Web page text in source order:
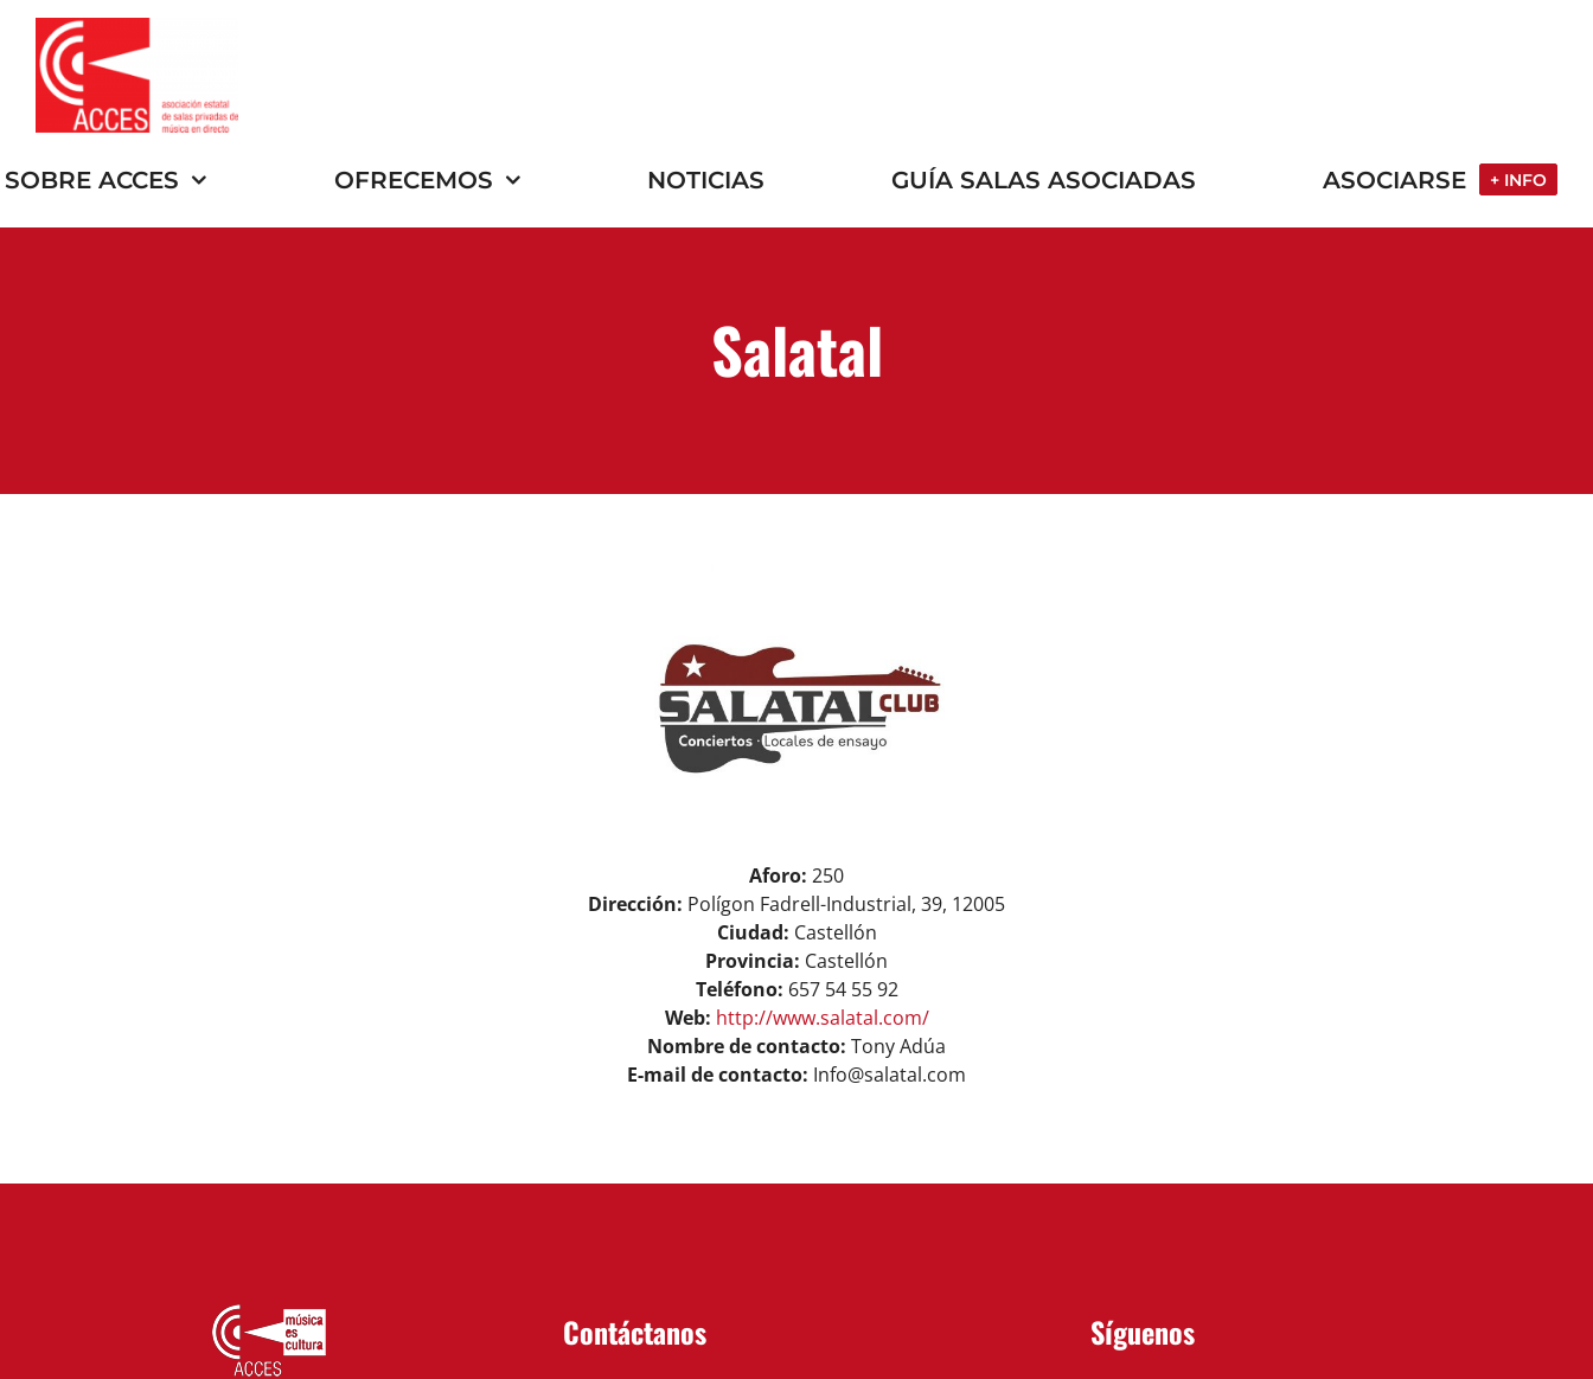
Saltar
contenido
SOBRE ACCES OFRECEMOS NOTICIAS GUÍA SALAS ASOCIADAS ASOCIARSE + INFO
Salatal
Aforo: 250
Dirección: Polígon Fadrell-Industrial, 39, 12005
Ciudad: Castellón
Provincia: Castellón
Teléfono: 657 54 55 92
Web: http://www.salatal.com/
Nombre de contacto: Tony Adúa
E-mail de contacto: Info@salatal.com
Contáctanos Síguenos